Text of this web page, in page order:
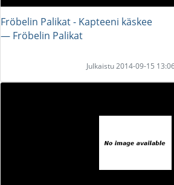
Fröbelin Palikat - Kapteeni käskee
― Fröbelin Palikat
Julkaistu 2014-09-15